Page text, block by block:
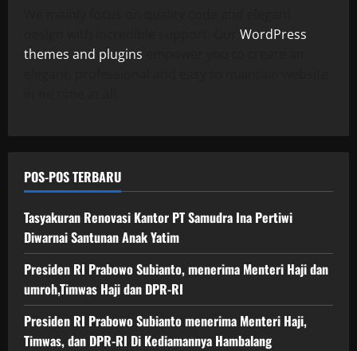
WordPress
themes and plugins
POS-POS TERBARU
Tasyakuran Renovasi Kantor PT Samudra Ina Pertiwi
Diwarnai Santunan Anak Yatim
Presiden RI Prabowo Subianto, menerima Menteri Haji dan
umroh,Timwas Haji dan DPR-RI
Presiden RI Prabowo Subianto menerima Menteri Haji,
Timwas, dan DPR-RI Di Kediamannya Hambalang